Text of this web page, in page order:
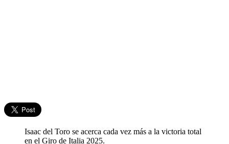
Isaac del Toro se acerca cada vez más a la victoria total
en el Giro de Italia 2025.